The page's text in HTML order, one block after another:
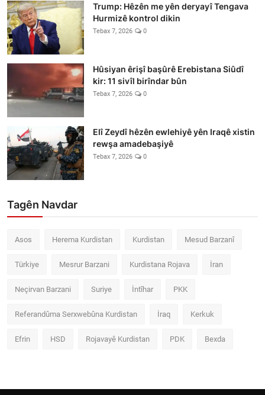
Trump: Hêzên me yên deryayî Tengava
Hurmizê kontrol dikin
Tebax 7, 2026 0
Hûsiyan êrişî başûrê Erebistana Siûdî
kir: 11 sivîl birîndar bûn
Tebax 7, 2026 0
Elî Zeydî hêzên ewlehiyê yên Iraqê xistin
rewşa amadebaşiyê
Tebax 7, 2026 0
Tagên Navdar
Asos Herema Kurdistan Kurdistan Mesud Barzanî
Türkiye Mesrur Barzani Kurdistana Rojava İran
Neçirvan Barzani Suriye İntîhar PKK
Referandûma Serxwebûna Kurdistan İraq Kerkuk
Efrin HSD Rojavayê Kurdistan PDK Bexda